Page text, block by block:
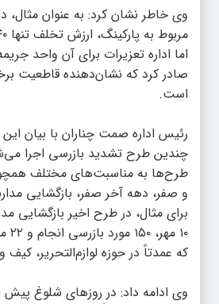
وی خاطر نشان کرد: به عنوان مثال،
صادر کرد که نشان‌دهنده قاطعیت
است.
رئیس اداره صمت چناران با بیان
چندین طرح تشدید بازرسی اجرا
طرح‌ها به مناسبت‌های مختلف
و صفر، دهه آخر صفر، بازگشایی
که عمدتاً در حوزه لوازم‌التحریر،
وی ادامه داد: در روزهای شلوغ پیش